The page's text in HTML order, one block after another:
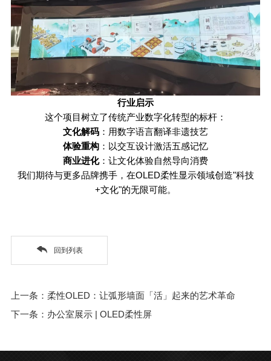
行业启示
这个项目树立了传统产业数字化转型的标杆：
文化解码 ：用数字语言翻译非遗技艺
体验重构 ：以交互设计激活五感记忆
商业进化：让文化体验自然导向消费
我们期待与更多品牌携手，在OLED柔性显示领域创造"科技
+文化"的无限可能。
回到列表
上一条：柔性OLED：让弧形墙面「活」起来的艺术革命
下一条：办公室展示 | OLED柔性屏